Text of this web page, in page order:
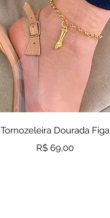
Visualização rápida
Tornozeleira Dourada Figa
Preço
R$ 69,00